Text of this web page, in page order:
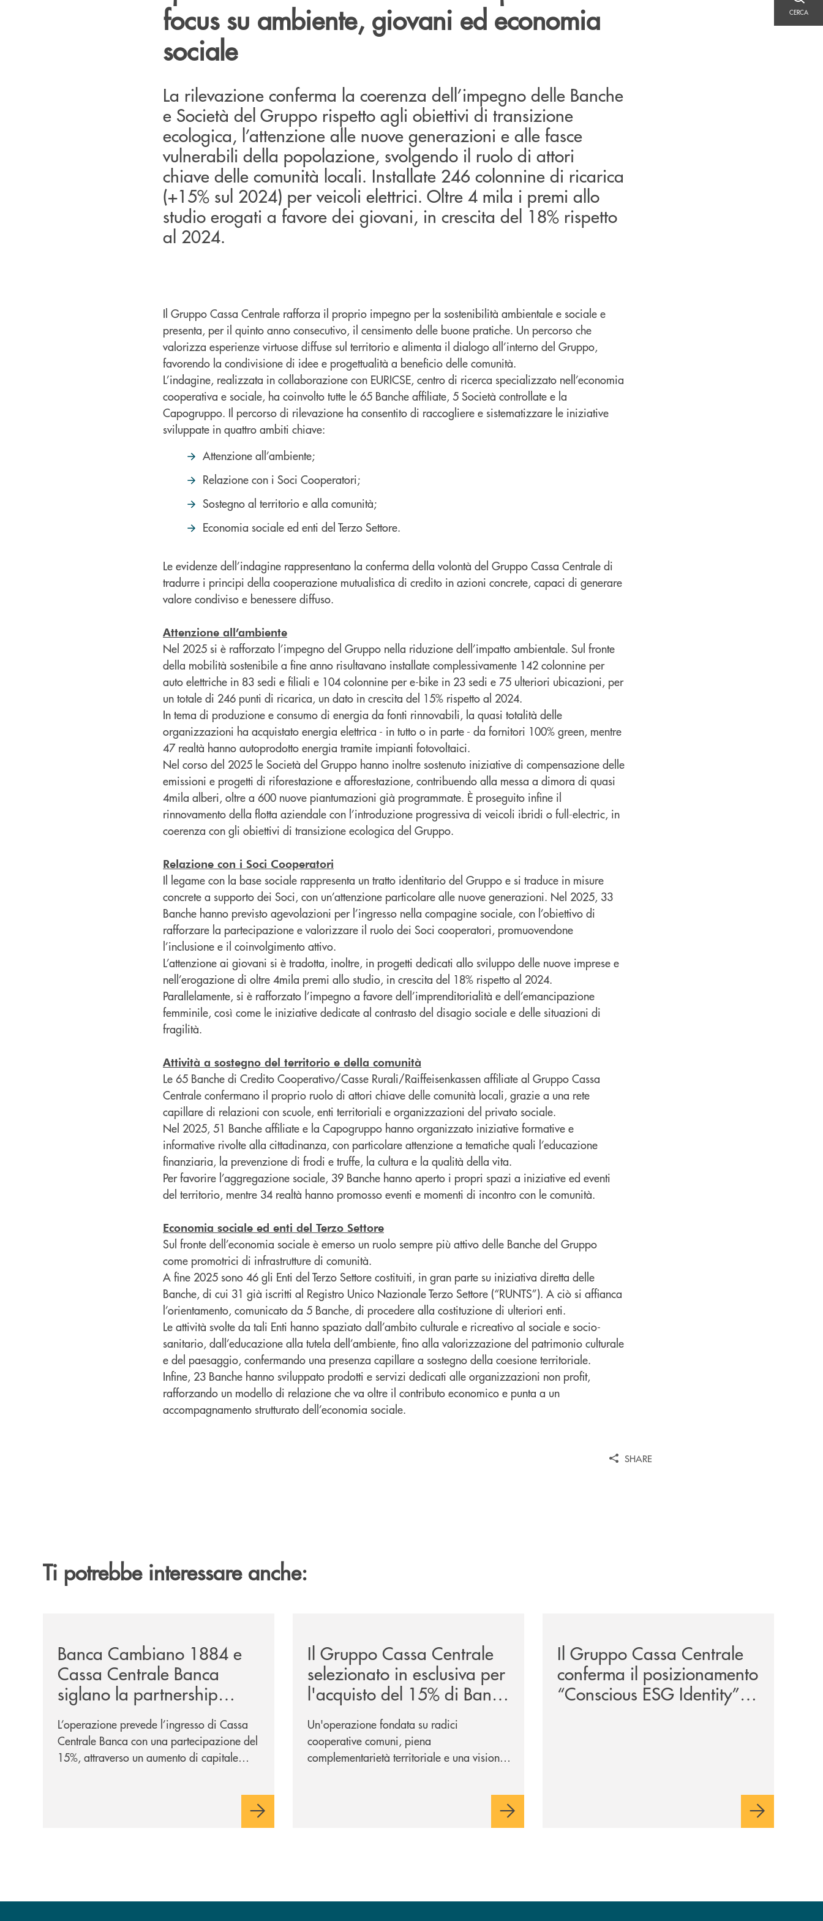
CERCA
focus su ambiente, giovani ed economia
sociale
La rilevazione conferma la coerenza dell’impegno delle Banche
e Società del Gruppo rispetto agli obiettivi di transizione
ecologica, l’attenzione alle nuove generazioni e alle fasce
vulnerabili della popolazione, svolgendo il ruolo di attori
chiave delle comunità locali. Installate 246 colonnine di ricarica
(+15% sul 2024) per veicoli elettrici. Oltre 4 mila i premi allo
studio erogati a favore dei giovani, in crescita del 18% rispetto
al 2024.
Il Gruppo Cassa Centrale rafforza il proprio impegno per la sostenibilità ambientale e sociale e
presenta, per il quinto anno consecutivo, il censimento delle buone pratiche. Un percorso che
valorizza esperienze virtuose diffuse sul territorio e alimenta il dialogo all’interno del Gruppo,
favorendo la condivisione di idee e progettualità a beneficio delle comunità.
L’indagine, realizzata in collaborazione con EURICSE, centro di ricerca specializzato nell’economia
cooperativa e sociale, ha coinvolto tutte le 65 Banche affiliate, 5 Società controllate e la
Capogruppo. Il percorso di rilevazione ha consentito di raccogliere e sistematizzare le iniziative
sviluppate in quattro ambiti chiave:
Attenzione all’ambiente;
Relazione con i Soci Cooperatori;
Sostegno al territorio e alla comunità;
Economia sociale ed enti del Terzo Settore.
Le evidenze dell’indagine rappresentano la conferma della volontà del Gruppo Cassa Centrale di
tradurre i principi della cooperazione mutualistica di credito in azioni concrete, capaci di generare
valore condiviso e benessere diffuso.
Attenzione all’ambiente
Nel 2025 si è rafforzato l’impegno del Gruppo nella riduzione dell’impatto ambientale. Sul fronte
della mobilità sostenibile a fine anno risultavano installate complessivamente 142 colonnine per
auto elettriche in 83 sedi e filiali e 104 colonnine per e-bike in 23 sedi e 75 ulteriori ubicazioni, per
un totale di 246 punti di ricarica, un dato in crescita del 15% rispetto al 2024.
In tema di produzione e consumo di energia da fonti rinnovabili, la quasi totalità delle
organizzazioni ha acquistato energia elettrica - in tutto o in parte - da fornitori 100% green, mentre
47 realtà hanno autoprodotto energia tramite impianti fotovoltaici.
Nel corso del 2025 le Società del Gruppo hanno inoltre sostenuto iniziative di compensazione delle
emissioni e progetti di riforestazione e afforestazione, contribuendo alla messa a dimora di quasi
4mila alberi, oltre a 600 nuove piantumazioni già programmate. È proseguito infine il
rinnovamento della flotta aziendale con l’introduzione progressiva di veicoli ibridi o full-electric, in
coerenza con gli obiettivi di transizione ecologica del Gruppo.
Relazione con i Soci Cooperatori
Il legame con la base sociale rappresenta un tratto identitario del Gruppo e si traduce in misure
concrete a supporto dei Soci, con un’attenzione particolare alle nuove generazioni. Nel 2025, 33
Banche hanno previsto agevolazioni per l’ingresso nella compagine sociale, con l’obiettivo di
rafforzare la partecipazione e valorizzare il ruolo dei Soci cooperatori, promuovendone
l’inclusione e il coinvolgimento attivo.
L’attenzione ai giovani si è tradotta, inoltre, in progetti dedicati allo sviluppo delle nuove imprese e
nell’erogazione di oltre 4mila premi allo studio, in crescita del 18% rispetto al 2024.
Parallelamente, si è rafforzato l’impegno a favore dell’imprenditorialità e dell’emancipazione
femminile, così come le iniziative dedicate al contrasto del disagio sociale e delle situazioni di
fragilità.
Attività a sostegno del territorio e della comunità
Le 65 Banche di Credito Cooperativo/Casse Rurali/Raiffeisenkassen affiliate al Gruppo Cassa
Centrale confermano il proprio ruolo di attori chiave delle comunità locali, grazie a una rete
capillare di relazioni con scuole, enti territoriali e organizzazioni del privato sociale.
Nel 2025, 51 Banche affiliate e la Capogruppo hanno organizzato iniziative formative e
informative rivolte alla cittadinanza, con particolare attenzione a tematiche quali l’educazione
finanziaria, la prevenzione di frodi e truffe, la cultura e la qualità della vita.
Per favorire l’aggregazione sociale, 39 Banche hanno aperto i propri spazi a iniziative ed eventi
del territorio, mentre 34 realtà hanno promosso eventi e momenti di incontro con le comunità.
Economia sociale ed enti del Terzo Settore
Sul fronte dell’economia sociale è emerso un ruolo sempre più attivo delle Banche del Gruppo
come promotrici di infrastrutture di comunità.
A fine 2025 sono 46 gli Enti del Terzo Settore costituiti, in gran parte su iniziativa diretta delle
Banche, di cui 31 già iscritti al Registro Unico Nazionale Terzo Settore (“RUNTS”). A ciò si affianca
l’orientamento, comunicato da 5 Banche, di procedere alla costituzione di ulteriori enti.
Le attività svolte da tali Enti hanno spaziato dall’ambito culturale e ricreativo al sociale e socio-
sanitario, dall’educazione alla tutela dell’ambiente, fino alla valorizzazione del patrimonio culturale
e del paesaggio, confermando una presenza capillare a sostegno della coesione territoriale.
Infine, 23 Banche hanno sviluppato prodotti e servizi dedicati alle organizzazioni non profit,
rafforzando un modello di relazione che va oltre il contributo economico e punta a un
accompagnamento strutturato dell’economia sociale.
SHARE
Ti potrebbe interessare anche:
Banca Cambiano 1884 e
Cassa Centrale Banca
siglano la partnership
strategica
L’operazione prevede l’ingresso di Cassa
Centrale Banca con una partecipazione del
15%, attraverso un aumento di capitale
sulla condivisione di valori comuni e sulla
prossimità ai territori, per ampliare l’offerta
Il Gruppo Cassa Centrale
selezionato in esclusiva per
l'acquisto del 15% di Banca
Cambiano 1884
Un'operazione fondata su radici
cooperative comuni, piena
complementarietà territoriale e una visione
Il Gruppo Cassa Centrale
conferma il posizionamento
“Conscious ESG Identity”
nell’ESG Identity Corporate